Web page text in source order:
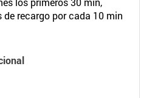
de recargo por cada 10 min